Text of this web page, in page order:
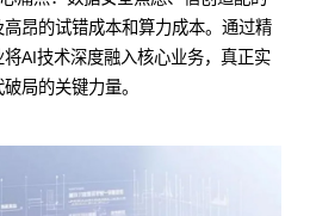
昂的试错成本和算力成本。通过精
AI技术深度融入核心业务，真正实
局的关键力量。